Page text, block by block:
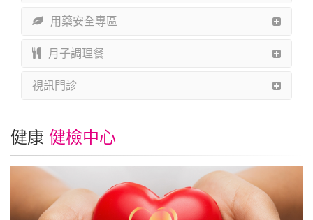
用藥安全專區
月子調理餐
視訊門診
健康 健檢中心